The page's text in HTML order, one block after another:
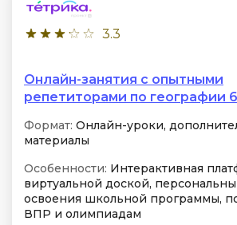
3.3
Онлайн-занятия с опытными
репетиторами по географии
Формат: Онлайн-уроки,
материалы
Особенности: Интерактивная
виртуальной доской,
освоения школьной программы,
ВПР и олимпиадам